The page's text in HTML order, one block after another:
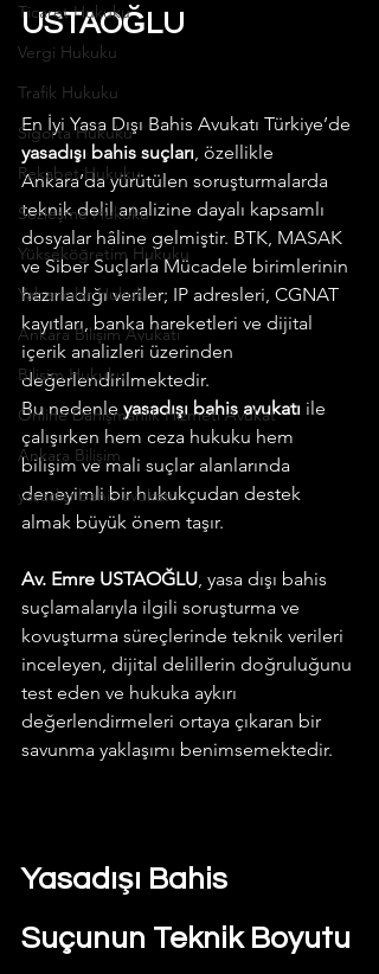
Ticaret Hukuku
Vergi Hukuku
Trafik Hukuku
Sigorta Hukuku
Rekabet Hukuku
Sözleşme Hukuku
Yükseköğretim Hukuku
Yabancılar Hukuku
Ankara Bilişim Avukatı
Bilişim Hukuku
Online Danışmanlık Hizmeti Avukat
Ankara Bilişim
yasadışı bahis avukatı
USTAOĞLU
En İyi Yasa Dışı Bahis Avukatı Türkiye’de
yasadışı bahis suçları, özellikle
Ankara’da yürütülen soruşturmalarda
teknik delil analizine dayalı kapsamlı
dosyalar hâline gelmiştir. BTK, MASAK
ve Siber Suçlarla Mücadele birimlerinin
hazırladığı veriler; IP adresleri, CGNAT
kayıtları, banka hareketleri ve dijital
içerik analizleri üzerinden
değerlendirilmektedir.
Bu nedenle yasadışı bahis avukatı ile
çalışırken hem ceza hukuku hem
bilişim ve mali suçlar alanlarında
deneyimli bir hukukçudan destek
almak büyük önem taşır.
Av. Emre USTAOĞLU, yasa dışı bahis
suçlamalarıyla ilgili soruşturma ve
kovuşturma süreçlerinde teknik verileri
inceleyen, dijital delillerin doğruluğunu
test eden ve hukuka aykırı
değerlendirmeleri ortaya çıkaran bir
savunma yaklaşımı benimsemektedir.
Yasadışı Bahis
Suçunun Teknik Boyutu